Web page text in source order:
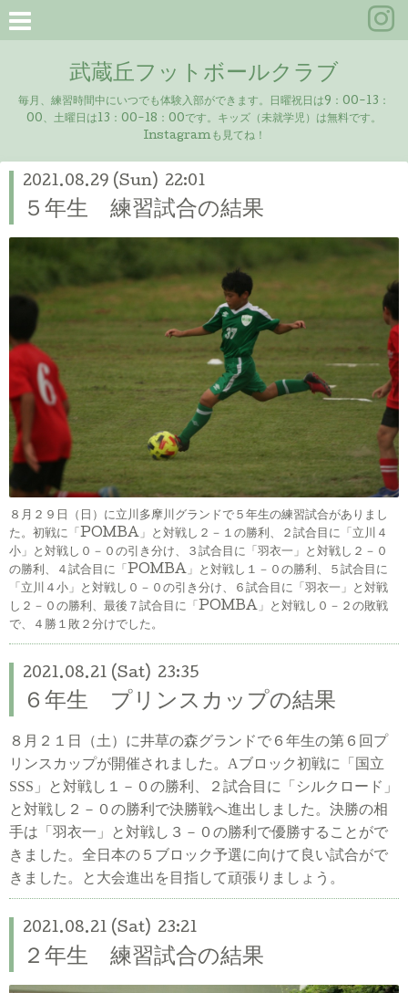
武蔵丘フットボールクラブ
毎月、練習時間中にいつでも体験入部ができます。日曜祝日は9：00-13：
00、土曜日は13：00-18：00です。キッズ（未就学児）は無料です。
Instagramも見てね！
2021.08.29 (Sun) 22:01
５年生 練習試合の結果
８月２９日（日）に立川多摩川グランドで５年生の練習試合がありまし
た。初戦に「POMBA」と対戦し２－１の勝利、２試合目に「立川４
小」と対戦し０－０の引き分け、３試合目に「羽衣一」と対戦し２－０
の勝利、４試合目に「POMBA」と対戦し１－０の勝利、５試合目に
「立川４小」と対戦し０－０の引き分け、６試合目に「羽衣一」と対戦
し２－０の勝利、最後７試合目に「POMBA」と対戦し０－２の敗戦
で、４勝１敗２分けでした。
2021.08.21 (Sat) 23:35
６年生 プリンスカップの結果
８月２１日（土）に井草の森グランドで６年生の第６回プ
リンスカップが開催されました。Aブロック初戦に「国立
SSS」と対戦し１－０の勝利、２試合目に「シルクロード」
と対戦し２－０の勝利で決勝戦へ進出しました。決勝の相
手は「羽衣一」と対戦し３－０の勝利で優勝することがで
きました。全日本の５ブロック予選に向けて良い試合がで
きました。と大会進出を目指して頑張りましょう。
2021.08.21 (Sat) 23:21
２年生 練習試合の結果